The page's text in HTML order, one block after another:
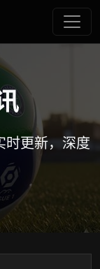
时更新，深度